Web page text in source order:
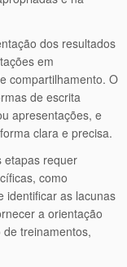
dos resultados
em
compartilhamento. O
de escrita
apresentações, e
clara e precisa.
etapas requer
como
identificar as lacunas
a orientação
treinamentos,